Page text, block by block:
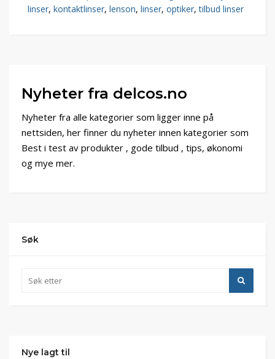
linser, kontaktlinser, lenson, linser, optiker,tilbud linser
Nyheter fra delcos.no
Nyheter fra alle kategorier som ligger inne på
nettsiden, her finner du nyheter innen kategorier som
Best i test av produkter , gode tilbud , tips, økonomi
og mye mer.
Søk
Nye lagt til